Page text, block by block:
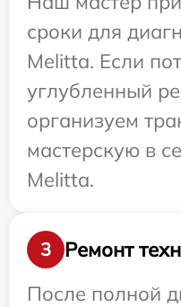
сроки для
Melitta. Если
углубленный
организуем
мастерскую в
Melitta.
3
Ремонт
После полной